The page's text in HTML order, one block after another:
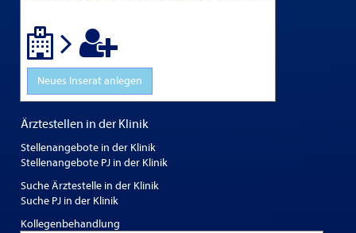
Neues Inserat anlegen
Ärztestellen in der Klinik
Stellenangebote in der Klinik
Stellenangebote PJ in der Klinik
Suche Ärztestelle in der Klinik
Suche PJ in der Klinik
Kollegenbehandlung